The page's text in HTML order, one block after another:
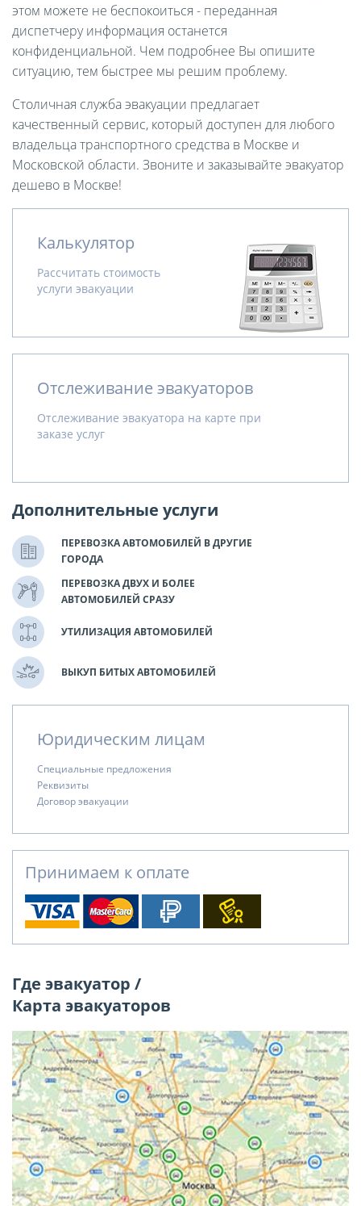
этом можете не беспокоиться - переданная
диспетчеру информация останется
конфиденциальной. Чем подробнее Вы опишите
ситуацию, тем быстрее мы решим проблему.
Столичная служба эвакуации предлагает
качественный сервис, который доступен для любого
владельца транспортного средства в Москве и
Московской области. Звоните и заказывайте эвакуатор
дешево в Москве!
Калькулятор
Рассчитать стоимость
услуги эвакуации
Отслеживание эвакуаторов
Отслеживание эвакуатора на карте при
заказе услуг
Дополнительные услуги
ПЕРЕВОЗКА АВТОМОБИЛЕЙ В ДРУГИЕ
ГОРОДА
ПЕРЕВОЗКА ДВУХ И БОЛЕЕ
АВТОМОБИЛЕЙ СРАЗУ
УТИЛИЗАЦИЯ АВТОМОБИЛЕЙ
ВЫКУП БИТЫХ АВТОМОБИЛЕЙ
Юридическим лицам
Специальные предложения
Реквизиты
Договор эвакуации
Принимаем к оплате
Где эвакуатор /
Карта эвакуаторов